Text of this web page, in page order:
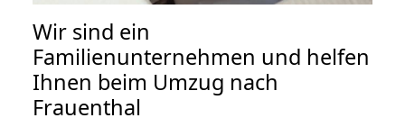
Wir sind ein
Familienunternehmen und helfen
Ihnen beim Umzug nach
Frauenthal